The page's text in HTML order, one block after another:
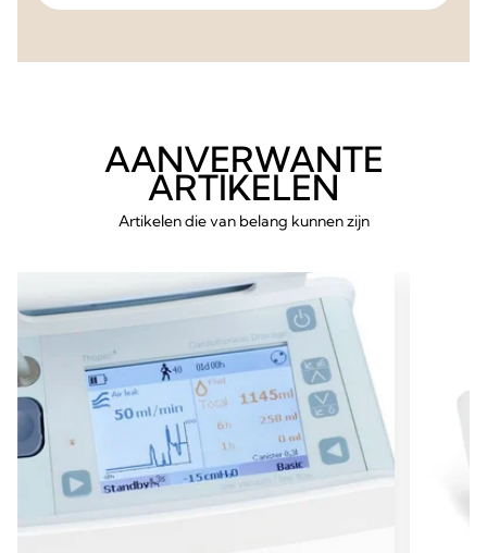
AANVERWANTE
ARTIKELEN
Artikelen die van belang kunnen zijn